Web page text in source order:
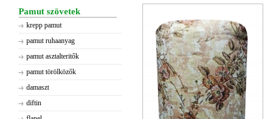
Pamut szövetek
krepp pamut
pamut ruhaanyag
pamut asztalteritők
pamut törölközők
damaszt
diftin